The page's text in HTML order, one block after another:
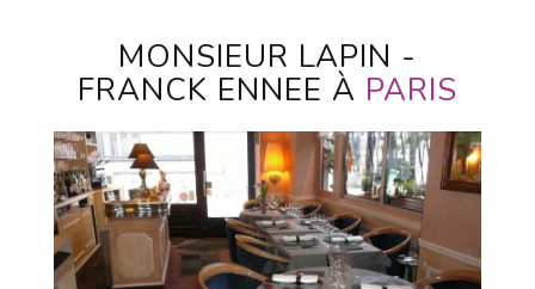
MONSIEUR LAPIN -
FRANCK ENNEE À PARIS